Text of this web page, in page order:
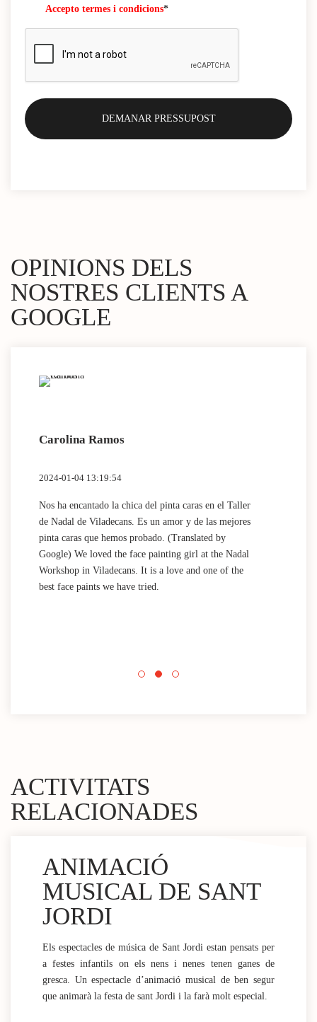
Accepto termes i condicions*
OPINIONS DELS
NOSTRES CLIENTS A
GOOGLE
Carolina Ramos
2024-01-04 13:19:54
Nos ha encantado la chica del pinta caras en el Taller
de Nadal de Viladecans. Es un amor y de las mejores
pinta caras que hemos probado. (Translated by
Google) We loved the face painting girl at the Nadal
Workshop in Viladecans. It is a love and one of the
best face paints we have tried.
ACTIVITATS
RELACIONADES
ANIMACIÓ
MUSICAL DE SANT
JORDI
Els espectacles de música de Sant Jordi estan pensats per
a festes infantils on els nens i nenes tenen ganes de
gresca. Un espectacle d’animació musical de ben segur
que animarà la festa de sant Jordi i la farà molt especial.